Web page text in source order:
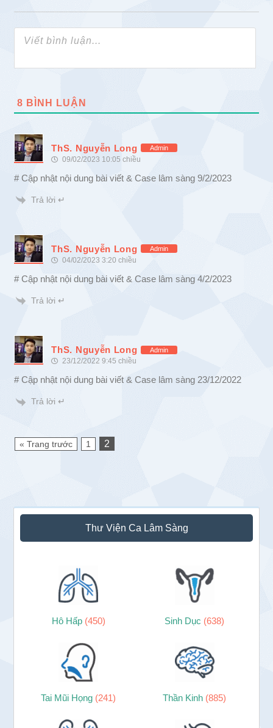
8 BÌNH LUẬN
ThS. Nguyễn Long Admin
09/02/2023 10:05 chiều
# Cập nhật nội dung bài viết & Case lâm sàng 9/2/2023
Trả lời ↵
ThS. Nguyễn Long Admin
04/02/2023 3:20 chiều
# Cập nhật nội dung bài viết & Case lâm sàng 4/2/2023
Trả lời ↵
ThS. Nguyễn Long Admin
23/12/2022 9:45 chiều
# Cập nhật nội dung bài viết & Case lâm sàng 23/12/2022
Trả lời ↵
« Trang trước 1 2
Sidebar
chính
Thư Viện Ca Lâm Sàng
Hô Hấp (450) Sinh Dục (638)
Tai Mũi Họng (241) Thần Kinh (885)